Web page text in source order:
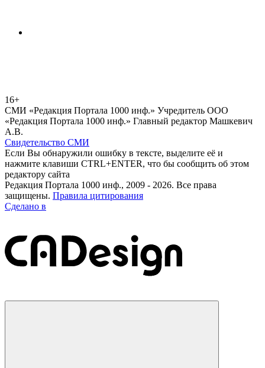
16+
СМИ «Редакция Портала 1000 инф.» Учредитель ООО
«Редакция Портала 1000 инф.» Главный редактор Машкевич
А.В.
Свидетельство СМИ
Если Вы обнаружили ошибку в тексте, выделите её и
нажмите клавиши CTRL+ENTER, что бы сообщить об этом
редактору сайта
Редакция Портала 1000 инф., 2009 - 2026. Все права
защищены. Правила цитирования
Сделано в